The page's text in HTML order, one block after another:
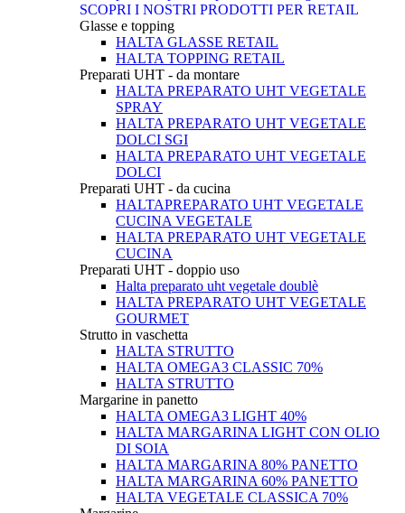
SCOPRI I NOSTRI PRODOTTI PER RETAIL
Glasse e topping
HALTA GLASSE RETAIL
HALTA TOPPING RETAIL
Preparati UHT - da montare
HALTA PREPARATO UHT VEGETALE
SPRAY
HALTA PREPARATO UHT VEGETALE
DOLCI SGI
HALTA PREPARATO UHT VEGETALE
DOLCI
Preparati UHT - da cucina
HALTAPREPARATO UHT VEGETALE
CUCINA VEGETALE
HALTA PREPARATO UHT VEGETALE
CUCINA
Preparati UHT - doppio uso
Halta preparato uht vegetale doublè
HALTA PREPARATO UHT VEGETALE
GOURMET
Strutto in vaschetta
HALTA STRUTTO
HALTA OMEGA3 CLASSIC 70%
HALTA STRUTTO
Margarine in panetto
HALTA OMEGA3 LIGHT 40%
HALTA MARGARINA LIGHT CON OLIO
DI SOIA
HALTA MARGARINA 80% PANETTO
HALTA MARGARINA 60% PANETTO
HALTA VEGETALE CLASSICA 70%